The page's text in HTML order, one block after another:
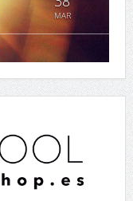
MAR